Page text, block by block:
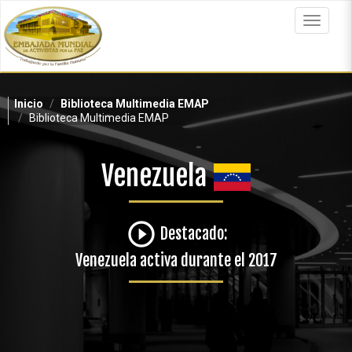
al
contenido
principal
Toggle
Inicio
Biblioteca Multimedia EMAP
Biblioteca Multimedia EMAP
Venezuela
play_circle_outline Destacado:
Venezuela activa durante el 2017